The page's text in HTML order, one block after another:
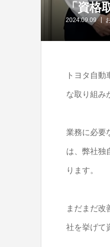
「資格
2024.09.09
トヨタ自
な取り組み
業務に必要
は、弊社独
ります。
まだまだ改
社を挙げて